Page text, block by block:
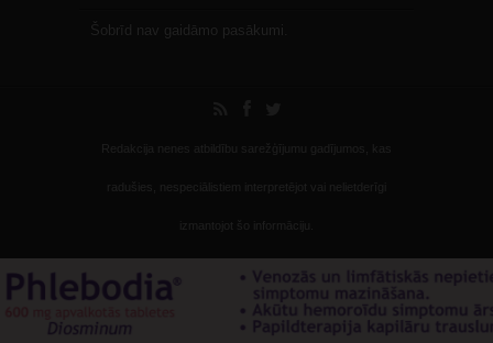
Šobrīd nav gaidāmo pasākumi.